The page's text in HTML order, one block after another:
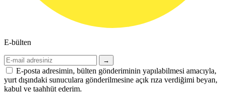
E-bülten
→
E-posta adresimin, bülten gönderiminin yapılabilmesi amacıyla,
yurt dışındaki sunuculara gönderilmesine açık rıza verdiğimi beyan,
kabul ve taahhüt ederim.